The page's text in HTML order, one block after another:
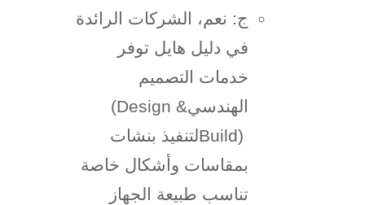
ج: نعم، الشركات الرائدة
في دليل هايل توفر
خدمات التصميم
الهندسي(Design &
Build)لتنفيذ بنشات
بمقاسات وأشكال خاصة
تناسب طبيعة الجهاز